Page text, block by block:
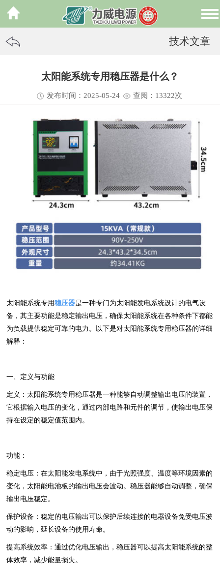
技术文章
太阳能系统专用稳压器是什么？
发布时间：2025-05-24 查阅：13322次
太阳能系统专用稳压器‌是一种专门为太阳能发电系统设计的电气设
备，其主要功能是稳定输出电压，确保太阳能系统在各种条件下都能
为负载提供稳定可靠的电力。以下是对太阳能系统专用稳压器的详细
解释：
一、定义与功能
定义‌：太阳能系统专用稳压器是一种能够自动调整输出电压的装置，
它根据输入电压的变化，通过内部电路和元件的调节，使输出电压保
持在设定的稳定值范围内。
功能‌：
稳定电压‌：在太阳能发电系统中，由于光照强度、温度等环境因素的
变化，太阳能电池板的输出电压会波动。稳压器能够自动调整，确保
输出电压稳定。
保护设备‌：稳定的电压输出可以保护后续连接的电器设备免受电压波
动的影响，延长设备的使用寿命。
提高系统效率‌：通过优化电压输出，稳压器可以提高太阳能系统的整
体效率，减少能量损失。